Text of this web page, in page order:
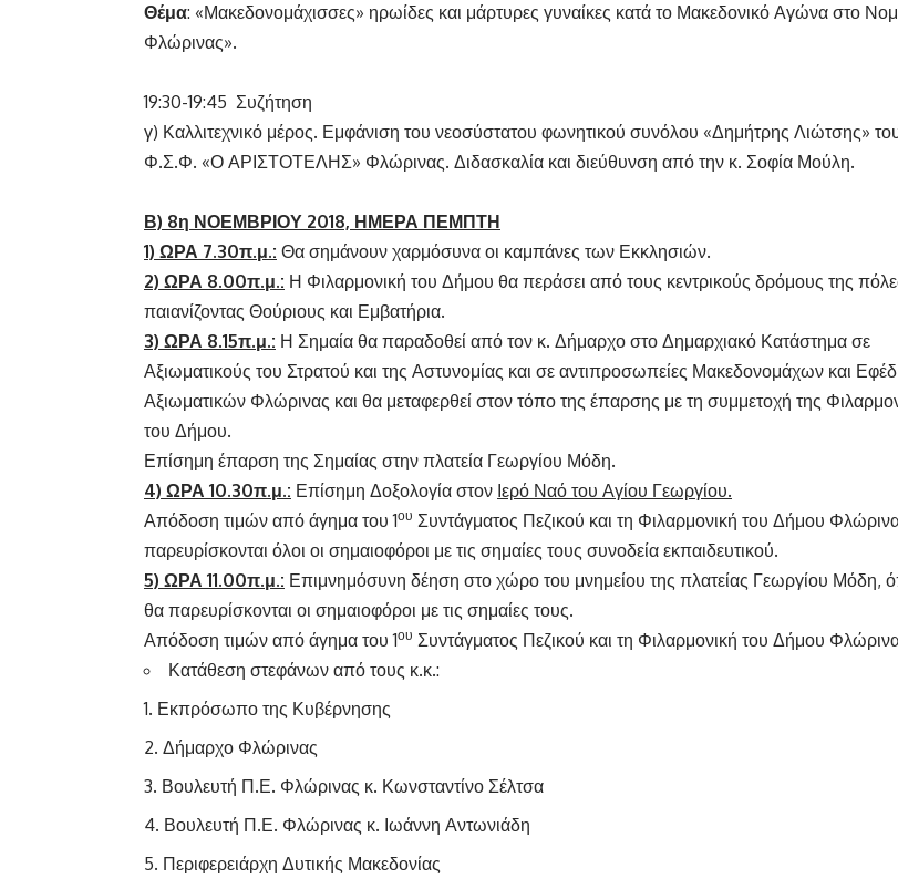
Θέμα: «Μακεδονομάχισσες» ηρωίδες και μάρτυρες γυναίκες κατά το Μακεδονικό Αγώνα στο
Φλώρινας».
19:30-19:45 Συζήτηση
γ) Καλλιτεχνικό μέρος. Εμφάνιση του νεοσύστατου φωνητικού συνόλου «Δημήτρης Λιώτσης»
Φ.Σ.Φ. «Ο ΑΡΙΣΤΟΤΕΛΗΣ» Φλώρινας. Διδασκαλία και διεύθυνση από την κ. Σοφία Μούλη.
Β) 8η ΝΟΕΜΒΡΙΟΥ 2018, ΗΜΕΡΑ ΠΕΜΠΤΗ
1) ΩΡΑ 7.30π.μ.: Θα σημάνουν χαρμόσυνα οι καμπάνες των Εκκλησιών.
2) ΩΡΑ 8.00π.μ.: Η Φιλαρμονική του Δήμου θα περάσει από τους κεντρικούς δρόμους της
παιανίζοντας Θούριους και Εμβατήρια.
3) ΩΡΑ 8.15π.μ.: Η Σημαία θα παραδοθεί από τον κ. Δήμαρχο στο Δημαρχιακό Κατάστημα σε
Αξιωματικούς του Στρατού και της Αστυνομίας και σε αντιπροσωπείες Μακεδονομάχων και
Αξιωματικών Φλώρινας και θα μεταφερθεί στον τόπο της έπαρσης με τη συμμετοχή της
του Δήμου.
Επίσημη έπαρση της Σημαίας στην πλατεία Γεωργίου Μόδη.
4) ΩΡΑ 10.30π.μ.: Επίσημη Δοξολογία στον Ιερό Ναό του Αγίου Γεωργίου.
Απόδοση τιμών από άγημα του 1ου Συντάγματος Πεζικού και τη Φιλαρμονική του Δήμου
παρευρίσκονται όλοι οι σημαιοφόροι με τις σημαίες τους συνοδεία εκπαιδευτικού.
5) ΩΡΑ 11.00π.μ.: Επιμνημόσυνη δέηση στο χώρο του μνημείου της πλατείας Γεωργίου Μόδη,
θα παρευρίσκονται οι σημαιοφόροι με τις σημαίες τους.
Απόδοση τιμών από άγημα του 1ου Συντάγματος Πεζικού και τη Φιλαρμονική του Δήμου
Κατάθεση στεφάνων από τους κ.κ.:
Εκπρόσωπο της Κυβέρνησης
Δήμαρχο Φλώρινας
Βουλευτή Π.Ε. Φλώρινας κ. Κωνσταντίνο Σέλτσα
Βουλευτή Π.Ε. Φλώρινας κ. Ιωάννη Αντωνιάδη
Περιφερειάρχη Δυτικής Μακεδονίας